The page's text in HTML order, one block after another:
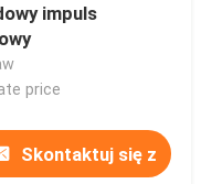
impuls
price
Skontaktuj się z